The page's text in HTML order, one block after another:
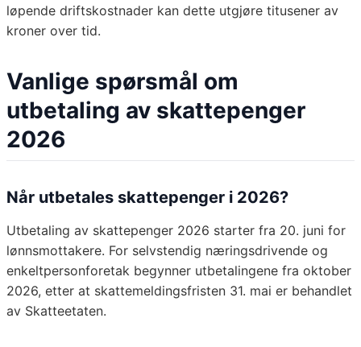
løpende driftskostnader kan dette utgjøre titusener av
kroner over tid.
Vanlige spørsmål om
utbetaling av skattepenger
2026
Når utbetales skattepenger i 2026?
Utbetaling av skattepenger 2026 starter fra 20. juni for
lønnsmottakere. For selvstendig næringsdrivende og
enkeltpersonforetak begynner utbetalingene fra oktober
2026, etter at skattemeldingsfristen 31. mai er behandlet
av Skatteetaten.